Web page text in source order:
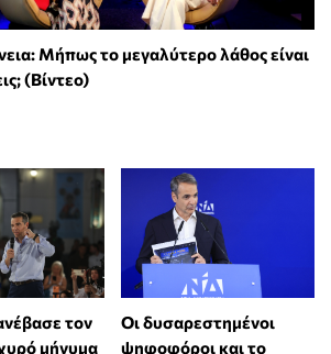
Μήπως το μεγαλύτερο λάθος είναι
(Βίντεο)
τον
μήνυμα
Οι δυσαρεστημένοι
ψηφοφόροι και το